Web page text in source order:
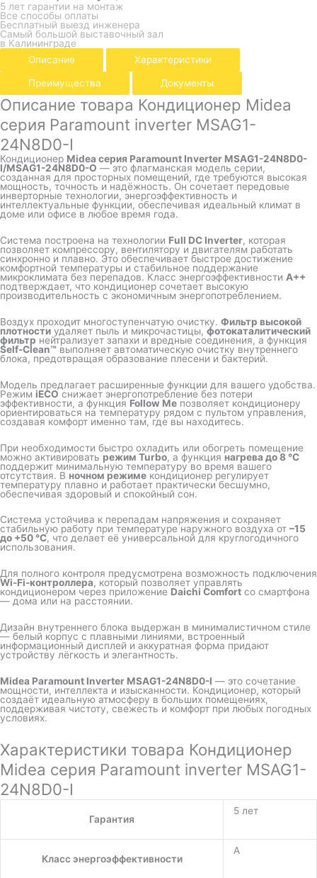
5 лет гарантии на монтаж
Все способы оплаты
Бесплатный выезд инженера
Самый большой выставочный зал
в Калининграде
Описание
Характеристики
Преимущества Документы
Описание товара Кондиционер Midea
серия Paramount inverter MSAG1-
24N8D0-I
Кондиционер Midea серия Paramount Inverter MSAG1-24N8D0-
I/MSAG1-24N8D0-O — это флагманская модель серии,
созданная для просторных помещений, где требуются высокая
мощность, точность и надёжность. Он сочетает передовые
инверторные технологии, энергоэффективность и
интеллектуальные функции, обеспечивая идеальный климат в
доме или офисе в любое время года.
Система построена на технологии Full DC Inverter, которая
позволяет компрессору, вентилятору и двигателям работать
синхронно и плавно. Это обеспечивает быстрое достижение
комфортной температуры и стабильное поддержание
микроклимата без перепадов. Класс энергоэффективности A++
подтверждает, что кондиционер сочетает высокую
производительность с экономичным энергопотреблением.
Воздух проходит многоступенчатую очистку. Фильтр высокой
плотности удаляет пыль и микрочастицы, фотокаталитический
фильтр нейтрализует запахи и вредные соединения, а функция
Self-Clean™ выполняет автоматическую очистку внутреннего
блока, предотвращая образование плесени и бактерий.
Модель предлагает расширенные функции для вашего удобства.
Режим iECO снижает энергопотребление без потери
эффективности, а функция Follow Me позволяет кондиционеру
ориентироваться на температуру рядом с пультом управления,
создавая комфорт именно там, где вы находитесь.
При необходимости быстро охладить или обогреть помещение
можно активировать режим Turbo, а функция нагрева до 8 °C
поддержит минимальную температуру во время вашего
отсутствия. В ночном режиме кондиционер регулирует
температуру плавно и работает практически бесшумно,
обеспечивая здоровый и спокойный сон.
Система устойчива к перепадам напряжения и сохраняет
стабильную работу при температуре наружного воздуха от –15
до +50 °C, что делает её универсальной для круглогодичного
использования.
Для полного контроля предусмотрена возможность подключения
Wi-Fi-контроллера, который позволяет управлять
кондиционером через приложение Daichi Comfort со смартфона
— дома или на расстоянии.
Дизайн внутреннего блока выдержан в минималистичном стиле
— белый корпус с плавными линиями, встроенный
информационный дисплей и аккуратная форма придают
устройству лёгкость и элегантность.
Midea Paramount Inverter MSAG1-24N8D0-I — это сочетание
мощности, интеллекта и изысканности. Кондиционер, который
создаёт идеальную атмосферу в больших помещениях,
поддерживая чистоту, свежесть и комфорт при любых погодных
условиях.
Характеристики товара Кондиционер
Midea серия Paramount inverter MSAG1-
24N8D0-I
Гарантия
5 лет
Класс энергоэффективности
A